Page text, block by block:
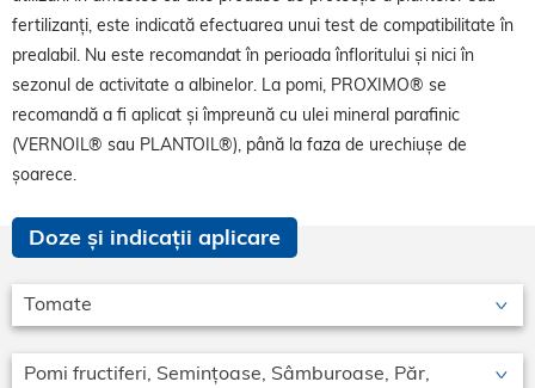
fertilizanți, este indicată efectuarea unui test de compatibilitate în
prealabil. Nu este recomandat în perioada înfloritului și nici în
sezonul de activitate a albinelor. La pomi, PROXIMO® se
recomandă a fi aplicat și împreună cu ulei mineral parafinic
(VERNOIL® sau PLANTOIL®), până la faza de urechiușe de
șoarece.
Doze și indicații aplicare
Tomate
Pomi fructiferi, Semințoase, Sâmburoase, Păr,